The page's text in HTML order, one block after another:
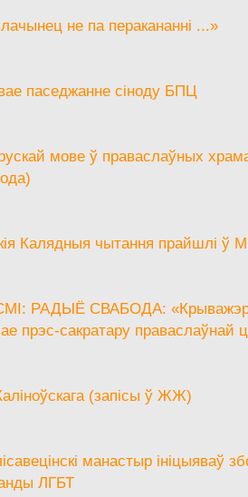
не па перакананні ...»
паседжанне сіноду БПЦ
мове ў праваслаўных
Калядныя чытання прайшлі ў
РАДЫЁ СВАБОДА:
прэс-сакратару праваслаўнай
(запісы ў ЖЖ)
манастыр ініцыяваў
ЛГБТ